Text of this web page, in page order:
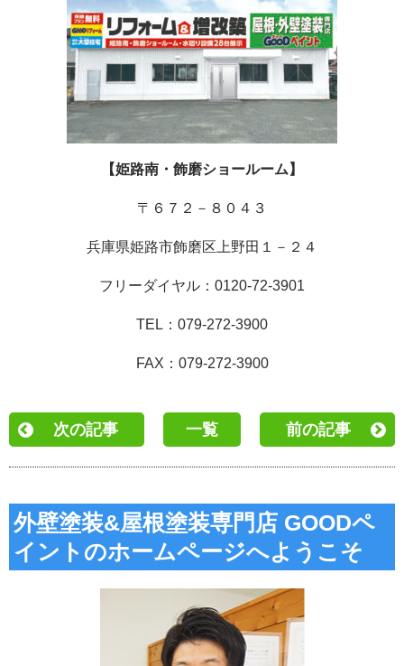
【姫路南・飾磨ショールーム】
〒６７２－８０４３
兵庫県姫路市飾磨区上野田１－２４
フリーダイヤル：0120-72-3901
TEL：079-272-3900
FAX：079-272-3900
次の記事 一覧 前の記事
外壁塗装&屋根塗装専門店 GOODペ
イントのホームページへようこそ